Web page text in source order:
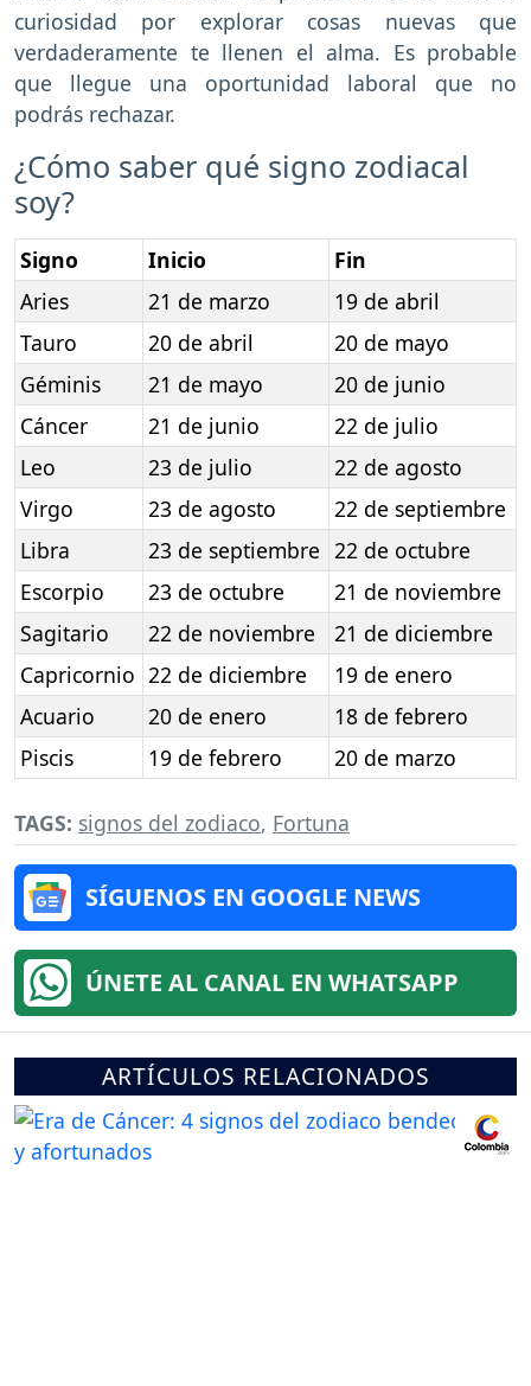
curiosidad por explorar cosas nuevas que
verdaderamente te llenen el alma. Es probable
que llegue una oportunidad laboral que no
podrás rechazar.
¿Cómo saber qué signo zodiacal
soy?
Signo Inicio
Fin
Aries
21 de marzo
19 de abril
Tauro
20 de abril
20 de mayo
Géminis
21 de mayo
20 de junio
Cáncer
21 de junio
22 de julio
Leo
23 de julio
22 de agosto
Virgo
23 de agosto
22 de septiembre
Libra
23 de septiembre 22 de octubre
Escorpio
23 de octubre
21 de noviembre
Sagitario
22 de noviembre
21 de diciembre
Capricornio 22 de diciembre
19 de enero
Acuario
20 de enero
18 de febrero
Piscis
19 de febrero 20 de marzo
TAGS: signos del zodiaco, Fortuna
SÍGUENOS EN GOOGLE NEWS
ÚNETE AL CANAL EN WHATSAPP
ARTÍCULOS RELACIONADOS